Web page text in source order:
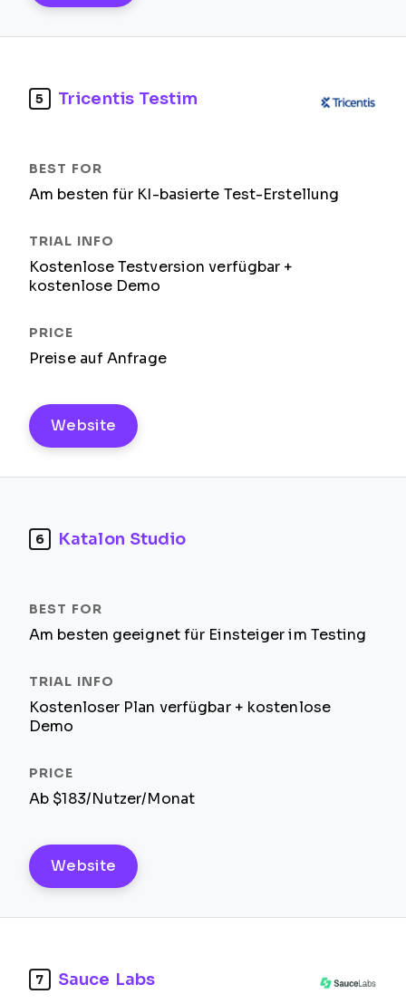
5 Tricentis Testim
Am besten für KI-basierte Test-Erstellung
Kostenlose Testversion verfügbar +
kostenlose Demo
Preise auf Anfrage
Website
6 Katalon Studio
Am besten geeignet für Einsteiger im Testing
Kostenloser Plan verfügbar + kostenlose
Demo
Ab $183/Nutzer/Monat
Website
7 Sauce Labs